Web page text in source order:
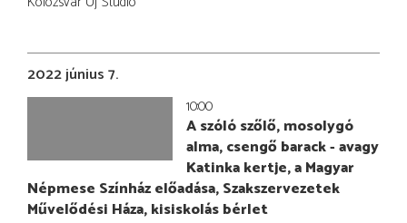
2022 június 7.
10:00
A szóló szőlő, mosolygó
alma, csengő barack - avagy
Katinka kertje, a Magyar
Népmese Színház előadása, Szakszervezetek
Művelődési Háza, kisiskolás bérlet